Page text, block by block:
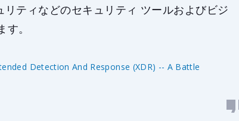
ティなどのセキュリティ ツールおよびビジ
。
Detection And Response (XDR) -- A Battle